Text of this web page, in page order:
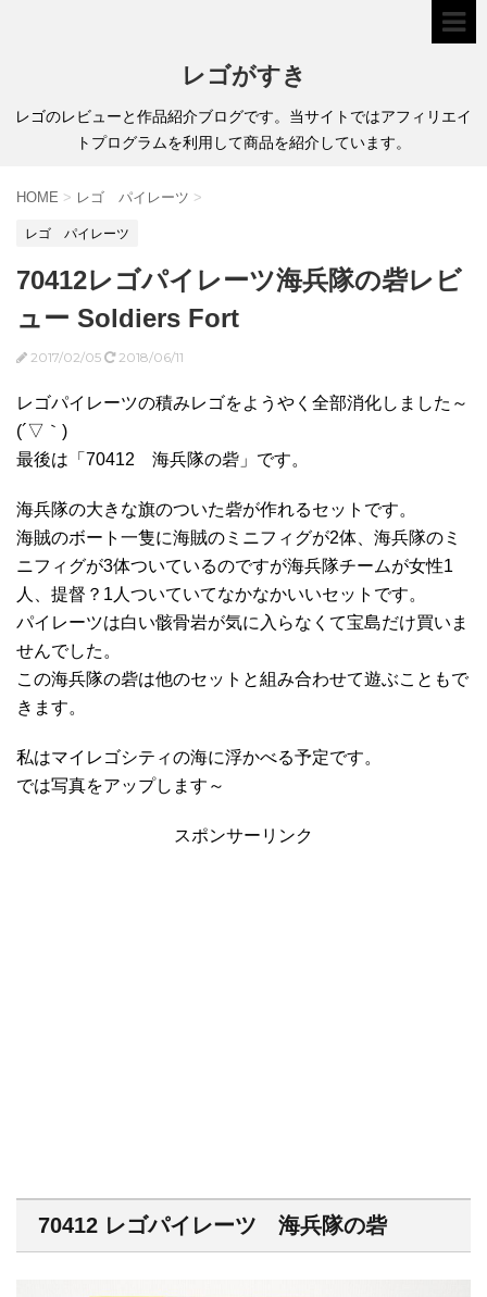
レゴがすき
レゴのレビューと作品紹介ブログです。当サイトではアフィリエイ
トプログラムを利用して商品を紹介しています。
HOME > レゴ パイレーツ >
レゴ パイレーツ
70412レゴパイレーツ海兵隊の砦レビ
ュー Soldiers Fort
2017/02/05 2018/06/11
レゴパイレーツの積みレゴをようやく全部消化しました～
(´▽｀)
最後は「70412 海兵隊の砦」です。
海兵隊の大きな旗のついた砦が作れるセットです。
海賊のボート一隻に海賊のミニフィグが2体、海兵隊のミ
ニフィグが3体ついているのですが海兵隊チームが女性1
人、提督？1人ついていてなかなかいいセットです。
パイレーツは白い骸骨岩が気に入らなくて宝島だけ買いま
せんでした。
この海兵隊の砦は他のセットと組み合わせて遊ぶこともで
きます。
私はマイレゴシティの海に浮かべる予定です。
では写真をアップします～
スポンサーリンク
70412 レゴパイレーツ 海兵隊の砦